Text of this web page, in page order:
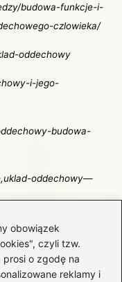
obowiązek
czyli tzw.
o zgodę na
reklamy i
budowa-funkcje-i-
czlowieka/
oddechowy
i-jego-
budowa-
oddechowy—
uklad-